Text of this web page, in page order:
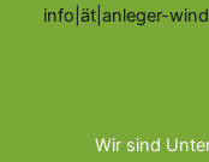
info|ät|anleger-
Wir sind